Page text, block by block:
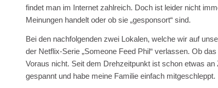
findet man im Internet zahlreich. Doch ist leider nicht
Meinungen handelt oder ob sie „gesponsort“ sind.
Bei den nachfolgenden zwei Lokalen, welche wir auf
der Netflix-Serie „Someone Feed Phil“ verlassen. Ob
Voraus nicht. Seit dem Drehzeitpunkt ist schon etwas
gespannt und habe meine Familie einfach mitgeschleppt.